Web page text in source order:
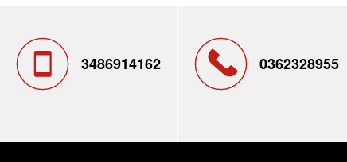
3486914162 0362328955